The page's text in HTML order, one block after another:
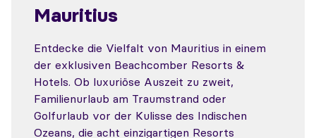
Mauritius
Entdecke die Vielfalt von Mauritius in einem
der exklusiven Beachcomber Resorts &
Hotels. Ob luxuriöse Auszeit zu zweit,
Familienurlaub am Traumstrand oder
Golfurlaub vor der Kulisse des Indischen
Ozeans, die acht einzigartigen Resorts